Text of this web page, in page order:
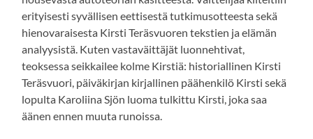
erityisesti syvällisen eettisestä tutkimusotteesta sekä
hienovaraisesta Kirsti Teräsvuoren tekstien ja elämän
analyysistä. Kuten vastaväittäjät luonnehtivat,
teoksessa seikkailee kolme Kirstiä: historiallinen Kirsti
Teräsvuori, päiväkirjan kirjallinen päähenkilö Kirsti sekä
lopulta Karoliina Sjön luoma tulkittu Kirsti, joka saa
äänen ennen muuta runoissa.